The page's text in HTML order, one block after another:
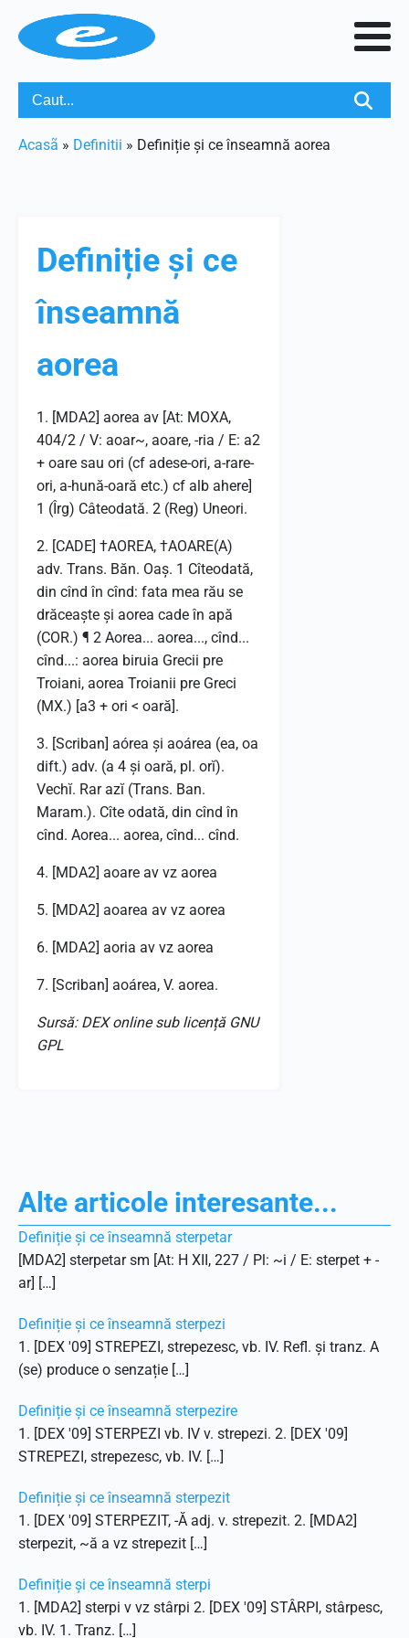
Acasã » Definitii » Definiție și ce înseamnă aorea
Definiție și ce
înseamnă
aorea
1. [MDA2] aorea av [At: MOXA,
404/2 / V: aoar~, aoare, -ria / E: a2
+ oare sau ori (cf adese-ori, a-rare-
ori, a-hună-oară etc.) cf alb ahere]
1 (Îrg) Câteodată. 2 (Reg) Uneori.
2. [CADE] †AOREA, †AOARE(A)
adv. Trans. Băn. Oaș. 1 Cîteodată,
din cînd în cînd: fata mea rău se
drăceaște și aorea cade în apă
(COR.) ¶ 2 Aorea... aorea..., cînd...
cînd...: aorea biruia Grecii pre
Troiani, aorea Troianii pre Greci
(MX.) [a3 + ori < oară].
3. [Scriban] aórea și aoárea (ea, oa
dift.) adv. (a 4 și oară, pl. orĭ).
Vechĭ. Rar azĭ (Trans. Ban.
Maram.). Cîte odată, din cînd în
cînd. Aorea... aorea, cînd... cînd.
4. [MDA2] aoare av vz aorea
5. [MDA2] aoarea av vz aorea
6. [MDA2] aoria av vz aorea
7. [Scriban] aoárea, V. aorea.
Sursă: DEX online sub licență GNU
GPL
Alte articole interesante...
Definiție și ce înseamnă sterpetar
[MDA2] sterpetar sm [At: H XII, 227 / Pl: ~i / E: sterpet + -
ar] […]
Definiție și ce înseamnă sterpezi
1. [DEX '09] STREPEZI, strepezesc, vb. IV. Refl. și tranz. A
(se) produce o senzație […]
Definiție și ce înseamnă sterpezire
1. [DEX '09] STERPEZI vb. IV v. strepezi. 2. [DEX '09]
STREPEZI, strepezesc, vb. IV. […]
Definiție și ce înseamnă sterpezit
1. [DEX '09] STERPEZIT, -Ă adj. v. strepezit. 2. [MDA2]
sterpezit, ~ă a vz strepezit […]
Definiție și ce înseamnă sterpi
1. [MDA2] sterpi v vz stârpi 2. [DEX '09] STÂRPI, stârpesc,
vb. IV. 1. Tranz. […]